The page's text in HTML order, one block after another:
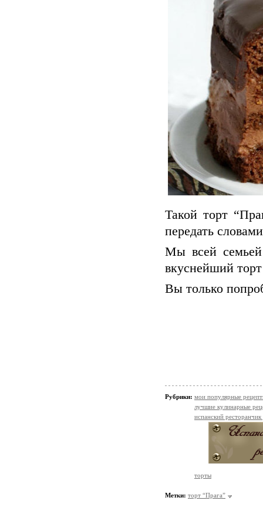
Такой торт
передать
Мы всей семьей
вкуснейший
Вы только
Рубрики: мои популярные
лучшие кулинарные
испанский
торты
Метки: торт “Прага”